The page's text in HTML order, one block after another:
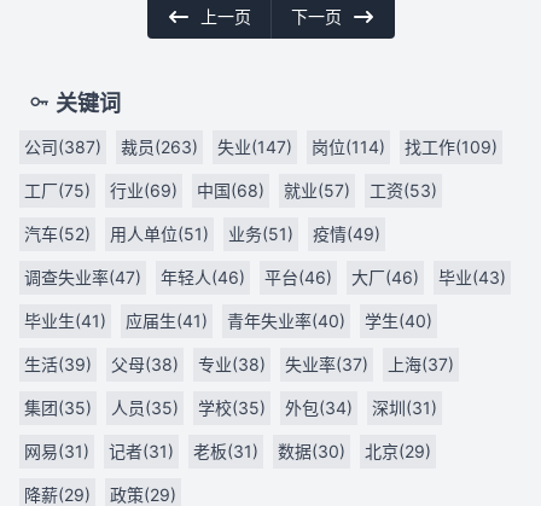
上一页 下一页
关键词
公司(387) 裁员(263) 失业(147) 岗位(114) 找工作(109)
工厂(75) 行业(69) 中国(68) 就业(57) 工资(53)
汽车(52) 用人单位(51) 业务(51) 疫情(49)
调查失业率(47) 年轻人(46) 平台(46) 大厂(46) 毕业(43)
毕业生(41) 应届生(41) 青年失业率(40) 学生(40)
生活(39) 父母(38) 专业(38) 失业率(37) 上海(37)
集团(35) 人员(35) 学校(35) 外包(34) 深圳(31)
网易(31) 记者(31) 老板(31) 数据(30) 北京(29)
降薪(29) 政策(29)